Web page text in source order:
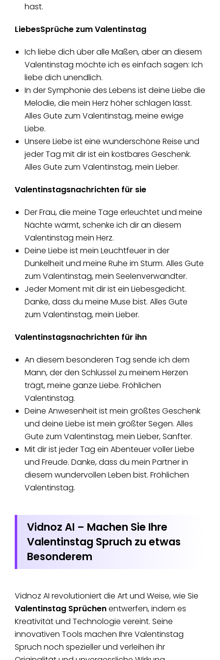
hast.
LiebesSprüche zum Valentinstag
Ich liebe dich über alle Maßen, aber an diesem
Valentinstag möchte ich es einfach sagen: Ich
liebe dich unendlich.
In der Symphonie des Lebens ist deine Liebe die
Melodie, die mein Herz höher schlagen lässt.
Alles Gute zum Valentinstag, meine ewige
Liebe.
Unsere Liebe ist eine wunderschöne Reise und
jeder Tag mit dir ist ein kostbares Geschenk.
Alles Gute zum Valentinstag, mein Lieber.
Valentinstagsnachrichten für sie
Der Frau, die meine Tage erleuchtet und meine
Nächte wärmt, schenke ich dir an diesem
Valentinstag mein Herz.
Deine Liebe ist mein Leuchtfeuer in der
Dunkelheit und meine Ruhe im Sturm. Alles Gute
zum Valentinstag, mein Seelenverwandter.
Jeder Moment mit dir ist ein Liebesgedicht.
Danke, dass du meine Muse bist. Alles Gute
zum Valentinstag, mein Lieber.
Valentinstagsnachrichten für ihn
An diesem besonderen Tag sende ich dem
Mann, der den Schlüssel zu meinem Herzen
trägt, meine ganze Liebe. Fröhlichen
Valentinstag.
Deine Anwesenheit ist mein größtes Geschenk
und deine Liebe ist mein größter Segen. Alles
Gute zum Valentinstag, mein Lieber, Sanfter.
Mit dir ist jeder Tag ein Abenteuer voller Liebe
und Freude. Danke, dass du mein Partner in
diesem wundervollen Leben bist. Fröhlichen
Valentinstag.
Vidnoz AI – Machen Sie Ihre
Valentinstag Spruch zu etwas
Besonderem
Vidnoz AI revolutioniert die Art und Weise, wie Sie
Valentinstag Sprüchenentwerfen, indem es
Kreativität und Technologie vereint. Seine
innovativen Tools machen Ihre Valentinstag
Spruch noch spezieller und verleihen ihr